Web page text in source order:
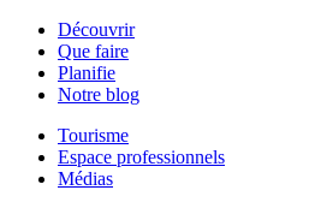
Découvrir
Que faire
Planifie
Notre blog
Tourisme
Espace professionnels
Médias